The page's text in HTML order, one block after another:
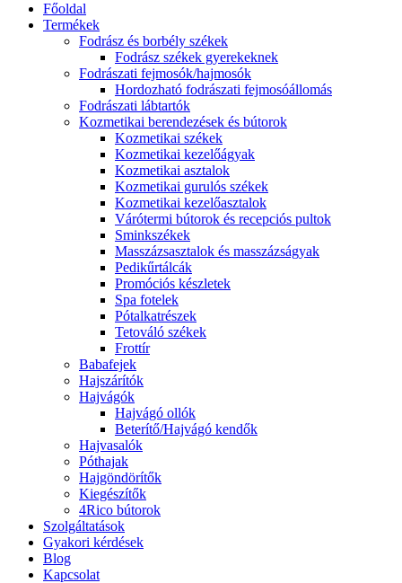
Főoldal
Termékek
Fodrász és borbély székek
Fodrász székek gyerekeknek
Fodrászati fejmosók/hajmosók
Hordozható fodrászati fejmosóállomás
Fodrászati lábtartók
Kozmetikai berendezések és bútorok
Kozmetikai székek
Kozmetikai kezelőágyak
Kozmetikai asztalok
Kozmetikai gurulós székek
Kozmetikai kezelőasztalok
Várótermi bútorok és recepciós pultok
Sminkszékek
Masszázsasztalok és masszázságyak
Pedikűrtálcák
Promóciós készletek
Spa fotelek
Pótalkatrészek
Tetováló székek
Frottír
Babafejek
Hajszárítók
Hajvágók
Hajvágó ollók
Beterítő/Hajvágó kendők
Hajvasalók
Póthajak
Hajgöndörítők
Kiegészítők
4Rico bútorok
Szolgáltatások
Gyakori kérdések
Blog
Kapcsolat